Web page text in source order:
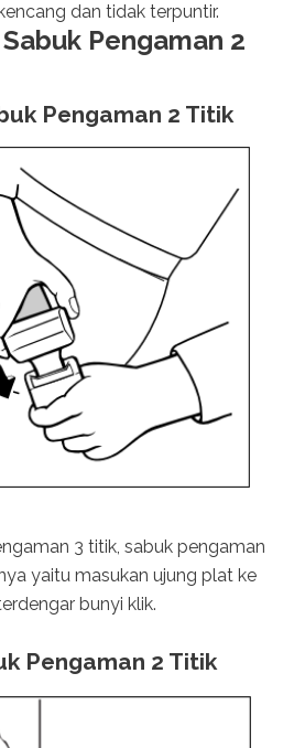
dan tidak terpuntir.
Pengaman 2
Pengaman 2 Titik
3 titik, sabuk pengaman
yaitu masukan ujung plat ke
bunyi klik.
Pengaman 2 Titik